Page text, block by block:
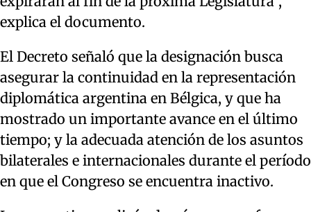
explica el documento.
El Decreto señaló que la designación busca
asegurar la continuidad en la representación
diplomática argentina en Bélgica, y que ha
mostrado un importante avance en el último
tiempo; y la adecuada atención de los asuntos
bilaterales e internacionales durante el período
en que el Congreso se encuentra inactivo.